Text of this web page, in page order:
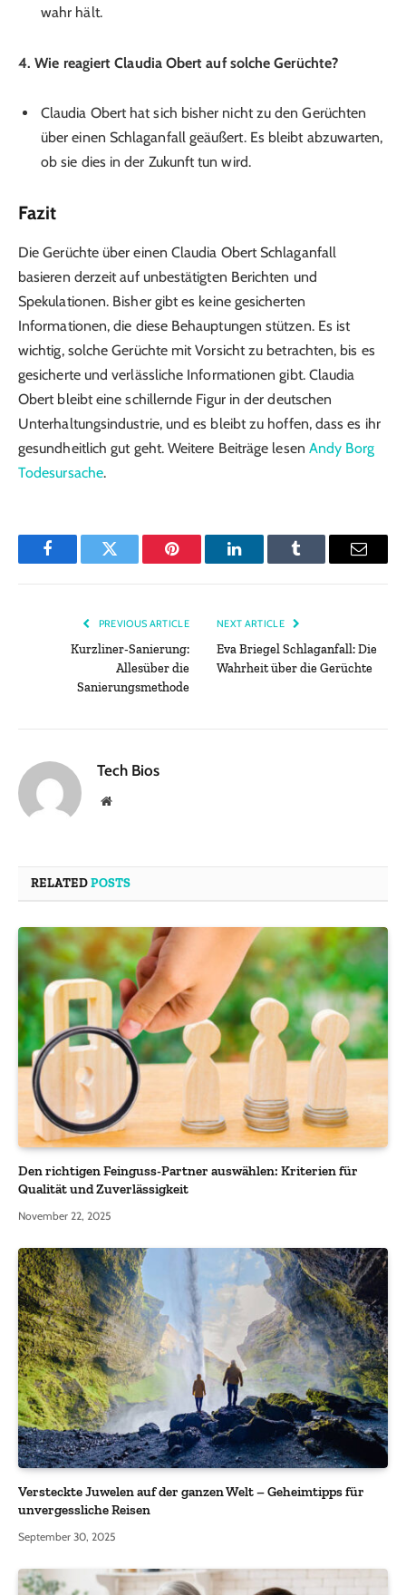
wahr hält.
4. Wie reagiert Claudia Obert auf solche Gerüchte?
Claudia Obert hat sich bisher nicht zu den Gerüchten
über einen Schlaganfall geäußert. Es bleibt abzuwarten,
ob sie dies in der Zukunft tun wird.
Fazit
Die Gerüchte über einen Claudia Obert Schlaganfall
basieren derzeit auf unbestätigten Berichten und
Spekulationen. Bisher gibt es keine gesicherten
Informationen, die diese Behauptungen stützen. Es ist
wichtig, solche Gerüchte mit Vorsicht zu betrachten, bis es
gesicherte und verlässliche Informationen gibt. Claudia
Obert bleibt eine schillernde Figur in der deutschen
Unterhaltungsindustrie, und es bleibt zu hoffen, dass es ihr
gesundheitlich gut geht. Weitere Beiträge lesen Andy Borg
Todesursache.
FacebookTwitter Pinterest LinkedInTumblr Email
PREVIOUS ARTICLE
Kurzliner-Sanierung:
Allesüber die
Sanierungsmethode
NEXT ARTICLE
Eva Briegel Schlaganfall: Die
Wahrheit über die Gerüchte
Tech Bios
Website
RELATEDPOSTS
Den richtigen Feinguss-Partner auswählen: Kriterien für
Qualität und Zuverlässigkeit
November 22, 2025
Versteckte Juwelen auf der ganzen Welt – Geheimtipps für
unvergessliche Reisen
September 30, 2025